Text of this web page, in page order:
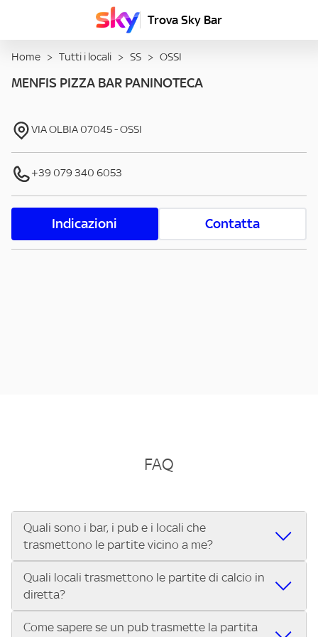
Trova Sky Bar
Home > Tutti i locali > SS > OSSI
MENFIS PIZZA BAR PANINOTECA
VIA OLBIA 07045-OSSI
+39 079 340 6053
Indicazioni Contatta
FAQ
Quali sono i bar, i pub e i locali che
trasmettono le partite vicino a me?
Se cerchi un bar, pub, ristorante o locale vicino a te per
vedere le partite di Serie A ENILIVE, la Serie C Sky Wifi, la
UEFA Champions League, la UEFA Europa League, la UEFA
Conference League, il Tennis, la Formula 1®, la MotoGP™ e
Quali locali trasmettono le partite di calcio in
diretta?
Vuoi sapere quali bar, pub o ristoranti mostrano le partite
Come sapere se un pub trasmette la partita